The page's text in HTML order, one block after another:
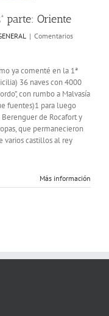
parte: Oriente
| Comentarios
ya comenté en la 1ª
36 naves con 4000
con rumbo a Malvasía
fuentes)1 para luego
de Rocafort y
que permanecieron
varios castillos al rey
Más información